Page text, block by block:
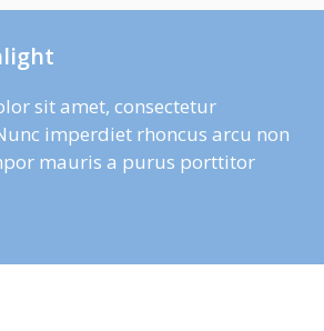
sit amet, consectetur
imperdiet rhoncus arcu non
mauris a purus porttitor